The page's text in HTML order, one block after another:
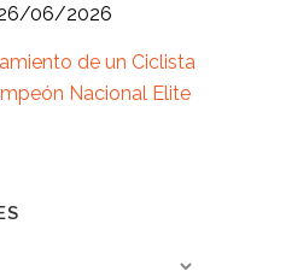
06/2026
de un Ciclista
Nacional Elite